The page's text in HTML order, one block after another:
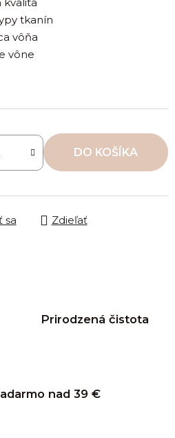
tkanín
vôňa
vône
DO KOŠÍKA
sa Zdieľať
Prirodzená čistota
nad 39 €